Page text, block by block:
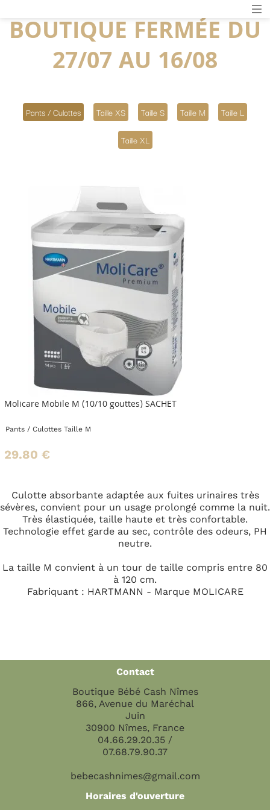
BOUTIQUE FERMÉE DU
27/07 AU 16/08
Pants / Culottes Taille XS Taille S Taille M Taille L
Taille XL
Molicare Mobile M (10/10 gouttes) SACHET
Pants / Culottes Taille M
29.80 €
Culotte absorbante adaptée aux fuites urinaires très
sévères, convient pour un usage prolongé comme la nuit.
Très élastiquée, taille haute et très confortable.
Technologie effet garde au sec, contrôle des odeurs, PH
neutre.
La taille M convient à un tour de taille compris entre 80
à 120 cm.
Fabriquant : HARTMANN - Marque MOLICARE
Contact
Boutique Bébé Cash Nîmes
866, Avenue du Maréchal
Juin
30900 Nîmes, France
04.66.29.20.35 /
07.68.79.90.37
bebecashnimes@gmail.com
Horaires d'ouverture